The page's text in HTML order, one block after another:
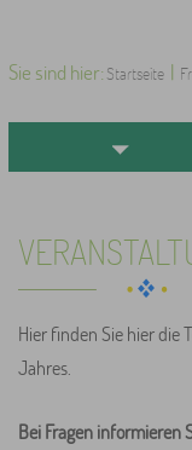
Sie sind hier: Startseite |
Hier finden Sie hier die
Jahres.
Bei Fragen informieren